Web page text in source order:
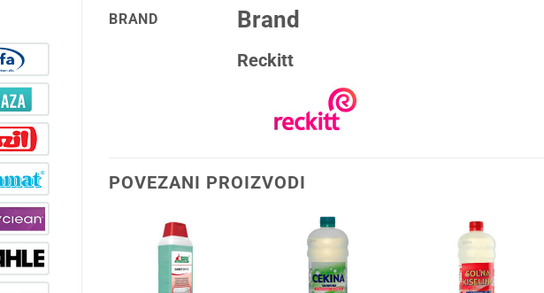
BRAND Brand
Reckitt
POVEZANI PROIZVODI